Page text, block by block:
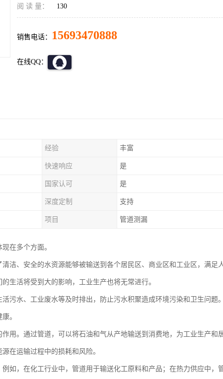
阅 读 量： 130
销售电话： 15693470888
在线QQ：
经验 丰富
快速响应 是
国家认可 是
深度定制 支持
项目 管道测漏
在多个方面。
洁、安全的水资源能够被输送到各个居民区、商业区和工业区，满足
生活将受到大的影响，工业生产也将无常进行。
污水、工业废水等及时排出，防止污水积聚造成环境污染和卫生问题
。
用。通过管道，可以将石油和气从产地输送到消费地，为工业生产和
在运输过程中的损耗和风险。
如，在化工行业中，管道用于输送化工原料和产品；在热力供应中，